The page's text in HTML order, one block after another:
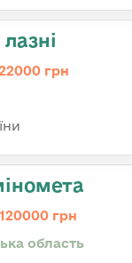
грн
грн
область